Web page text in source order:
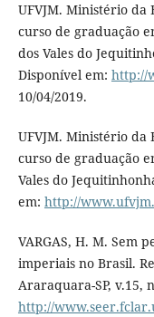
UFVJM. Ministério da
curso de graduação
dos Vales do
Disponível em: http://
10/04/2019.
UFVJM. Ministério da
curso de graduação
Vales do
em: http://
VARGAS, H. M. Sem
imperiais no Brasil.
Araraquara-SP, v.15,
http://